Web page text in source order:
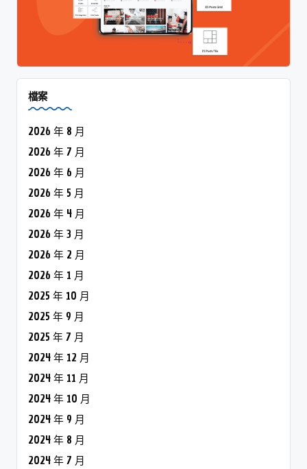
檔案
2026 年 8 月
2026 年 7 月
2026 年 6 月
2026 年 5 月
2026 年 4 月
2026 年 3 月
2026 年 2 月
2026 年 1 月
2025 年 10 月
2025 年 9 月
2025 年 7 月
2024 年 12 月
2024 年 11 月
2024 年 10 月
2024 年 9 月
2024 年 8 月
2024 年 7 月